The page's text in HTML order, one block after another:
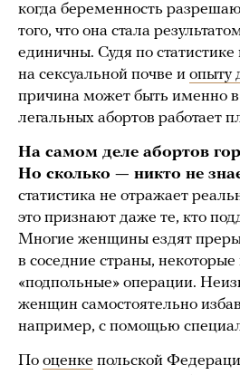
когда беременность
того, что она стала
единичны. Судя по
на сексуальной почве и опыту
причина может быть именно в
легальных абортов работает
На самом деле абортов
Но сколько — никто не
статистика не отражает
это признают даже те, кто
Многие женщины ездят
в соседние страны, некоторые
«подпольные» операции.
женщин самостоятельно
например, с помощью
По оценке польской